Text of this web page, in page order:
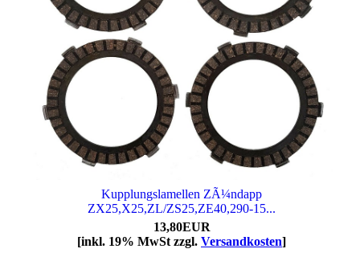
Kupplungslamellen ZÃ¼ndapp
ZX25,X25,ZL/ZS25,ZE40,290-15...
13,80EUR
[inkl. 19% MwSt zzgl. Versandkosten]